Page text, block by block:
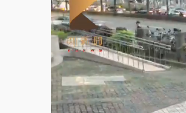
白海豚逼近！北市水門只
油價持續凍漲！ 中油宣
中颱白海豚進逼！台北
有片｜ 白海豚暴風圈逼近
▲
▼